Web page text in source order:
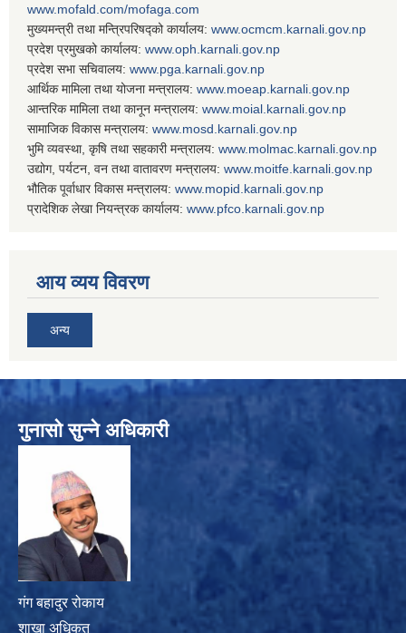
www.mofald.com/mofaga.com
मुख्यमन्त्री तथा मन्त्रिपरिषद्को कार्यालय: www.ocmcm.karnali.gov.np
प्रदेश प्रमुखको कार्यालय: www.oph.karnali.gov.np
प्रदेश सभा सचिवालय: www. pga.karnali.gov.np
आर्थिक मामिला तथा योजना मन्त्रालय: www. moeap.karnali.gov.np
आन्तरिक मामिला तथा कानून मन्त्रालय: www. moial.karnali.gov.np
सामाजिक विकास मन्त्रालय: www. mosd.karnali.gov.np
भुमि व्यवस्था, कृषि तथा सहकारी मन्त्रालय: www. molmac.karnali.gov.np
उद्योग, पर्यटन, वन तथा वातावरण मन्त्रालय: www. moitfe.karnali.gov.np
भौतिक पूर्वाधार विकास मन्त्रालय: www. mopid.karnali.gov.np
प्रादेशिक लेखा नियन्त्रक कार्यालय: www. pfco.karnali.gov.np
आय व्यय विवरण
अन्य
गुनासो सुन्ने अधिकारी
गंग बहादुर रोकाय
शाखा अधिृकत